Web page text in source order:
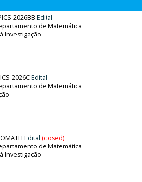
2026BB Edital
de Matemática
Investigação
2026CEdital
de Matemática
Edital (closed)
de Matemática
Investigação